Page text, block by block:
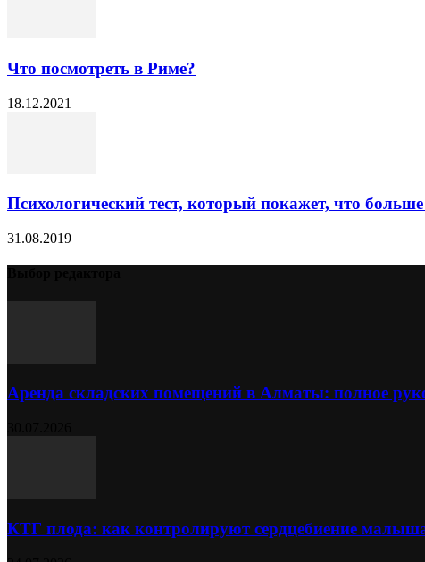
Что посмотреть в Риме?
18.12.2021
Психологический тест, который покажет, что больше
31.08.2019
Аренда складских помещений в Алматы: полное
КТГ плода: как контролируют сердцебиение